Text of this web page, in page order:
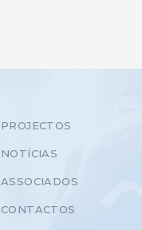
PROJECTOS
NOTÍCIAS
ASSOCIADOS
CONTACTOS